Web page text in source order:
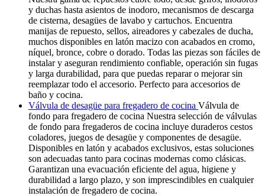
y duchas hasta asientos de inodoro, mecanismos de descarga
de cisterna, desagües de lavabo y cartuchos. Encuentra
manijas de repuesto, sellos, aireadores y cabezales de ducha,
muchos disponibles en latón macizo con acabados en cromo,
níquel, bronce, cobre o dorado. Todas las piezas son fáciles de
instalar y aseguran rendimiento confiable, operación sin fugas
y larga durabilidad, para que puedas reparar o mejorar sin
reemplazar todo el accesorio. Perfecto para accesorios de
baño y cocina.
Válvula de desagüe para fregadero de cocina Válvula de
fondo para fregadero de cocina Nuestra selección de válvulas
de fondo para fregaderos de cocina incluye duraderos cestos
coladores, juegos de desagüe y componentes de desagüe.
Disponibles en latón y acabados exclusivos, estas soluciones
son adecuadas tanto para cocinas modernas como clásicas.
Garantizan una evacuación eficiente del agua, higiene y
durabilidad a largo plazo, y son imprescindibles en cualquier
instalación de fregadero de cocina.